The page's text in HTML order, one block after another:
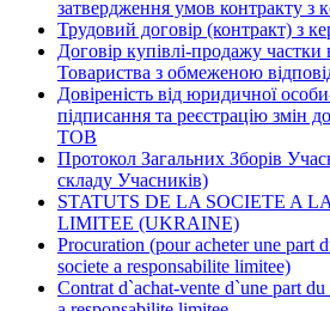
затвердження умов контракту з
Трудовий договір (контракт) з
Договір купівлі-продажу частки
Товариства з обмеженою
Довіреність від юридичної
підписання та реєстрацію змін
ТОВ
Протокол Загальних Зборів
складу Учасників)
STATUTS DE LA SOCIETE A
LIMITEE (UKRAINE)
Procuration (pour acheter une part
societe a responsabilite limitee)
Contrat d`achat-vente d`une part